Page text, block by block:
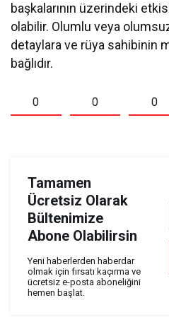
başkalarının üzerindeki
olabilir. Olumlu veya
detaylara ve rüya sahibinin
bağlıdır.
0 0 0
Tamamen
Ücretsiz Olarak
Bültenimize
Abone Olabilirsin
Yeni haberlerden haberdar
olmak için fırsatı kaçırma ve
ücretsiz e-posta aboneliğini
hemen başlat.